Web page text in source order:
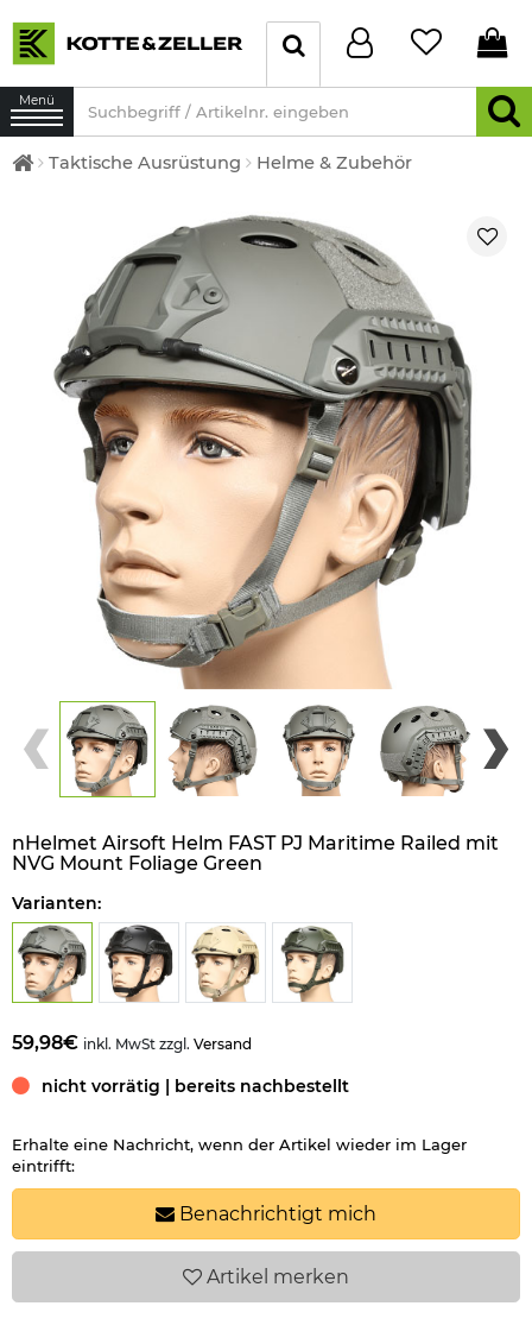
Menü
Taktische Ausrüstung Helme & Zubehör
nHelmet Airsoft Helm FAST PJ Maritime Railed mit
NVG Mount Foliage Green
Varianten:
59,98€ inkl. MwSt zzgl. Versand
nicht vorrätig | bereits nachbestellt
Erhalte eine Nachricht, wenn der Artikel wieder im Lager
eintrifft:
Benachrichtigt mich
Artikel merken